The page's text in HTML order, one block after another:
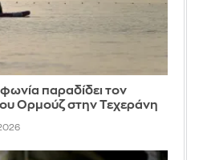
παραδίδει τον
Ορμούζ στην Τεχεράνη